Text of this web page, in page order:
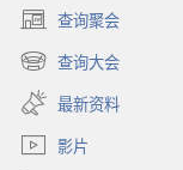
查询聚会
（打
开
新
窗
口）
查询大会
（打
开
新
窗
最新资料
影片